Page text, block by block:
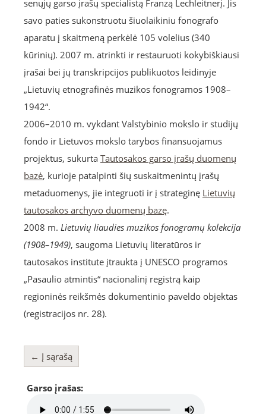
senųjų garso įrašų specialistą Franzą Lechleitnerį. Jis
savo paties sukonstruotu šiuolaikiniu fonografo
aparatu į skaitmeną perkėlė 105 volelius (340
kūrinių). 2007 m. atrinkti ir restauruoti kokybiškiausi
įrašai bei jų transkripcijos publikuotos leidinyje
„Lietuvių etnografinės muzikos fonogramos 1908–
1942“.
2006–2010 m. vykdant Valstybinio mokslo ir studijų
fondo ir Lietuvos mokslo tarybos finansuojamus
projektus, sukurta Tautosakos garso įrašų duomenų
bazė, kurioje patalpinti šių suskaitmenintų įrašų
metaduomenys, jie integruoti ir į strateginę Lietuvių
tautosakos archyvo duomenų bazę.
2008 m. Lietuvių liaudies muzikos fonogramų kolekcija
(1908–1949), saugoma Lietuvių literatūros ir
tautosakos institute įtraukta į UNESCO programos
„Pasaulio atmintis“ nacionalinį registrą kaip
regioninės reikšmės dokumentinio paveldo objektas
(registracijos nr. 28).
← Į sąrašą
Garso įrašas: